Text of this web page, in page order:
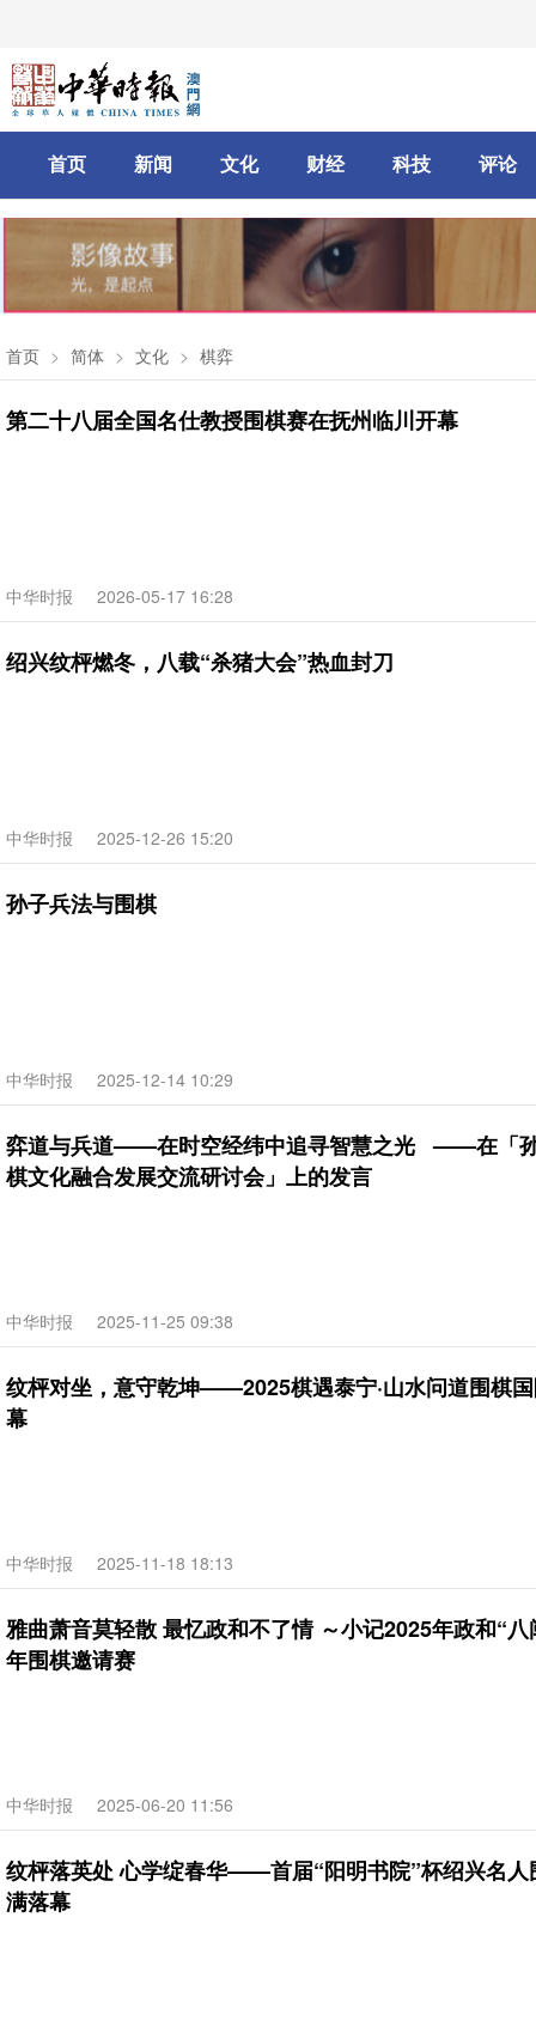
首页 新闻 文化 财经 科技 评论
首页 > 简体 > 文化 > 棋弈
第二十八届全国名仕教授围棋赛在抚州临川开幕
中华时报 2026-05-17 16:28
绍兴纹枰燃冬，八载“杀猪大会”热血封刀
中华时报 2025-12-26 15:20
孙子兵法与围棋
中华时报 2025-12-14 10:29
弈道与兵道——在时空经纬中追寻智慧之光 ——在「
棋文化融合发展交流研讨会」上的发言
中华时报 2025-11-25 09:38
纹枰对坐，意守乾坤——2025棋遇泰宁·山水问道围棋
幕
中华时报 2025-11-18 18:13
雅曲萧音莫轻散 最忆政和不了情 ～小记2025年政和“
年围棋邀请赛
中华时报 2025-06-20 11:56
纹枰落英处 心学绽春华——首届“阳明书院”杯绍兴名人
满落幕